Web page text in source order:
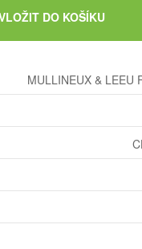
DO KOŠÍKU
MULLINEUX & LEEU